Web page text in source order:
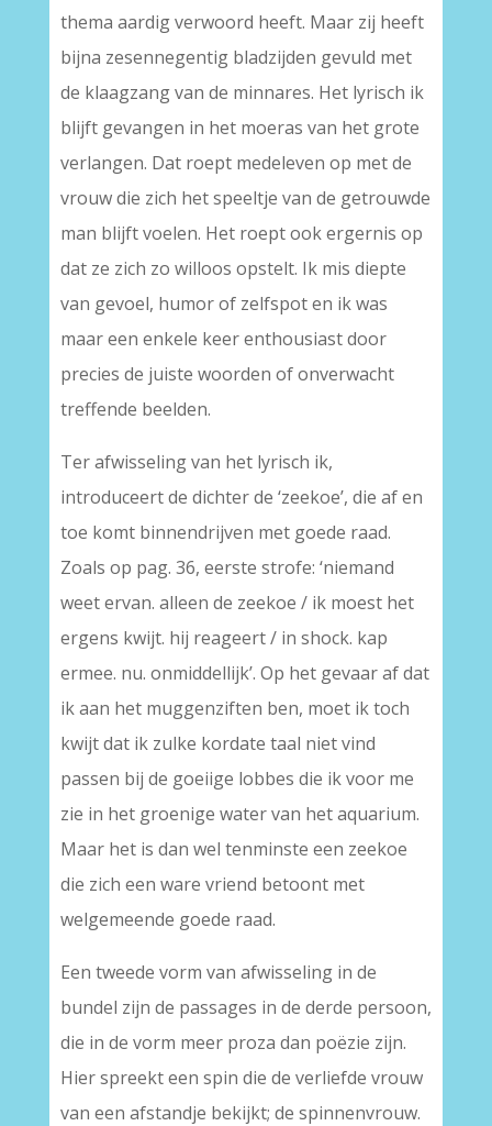
thema aardig verwoord heeft. Maar zij heeft
bijna zesennegentig bladzijden gevuld met
de klaagzang van de minnares. Het lyrisch ik
blijft gevangen in het moeras van het grote
verlangen. Dat roept medeleven op met de
vrouw die zich het speeltje van de getrouwde
man blijft voelen. Het roept ook ergernis op
dat ze zich zo willoos opstelt. Ik mis diepte
van gevoel, humor of zelfspot en ik was
maar een enkele keer enthousiast door
precies de juiste woorden of onverwacht
treffende beelden.
Ter afwisseling van het lyrisch ik,
introduceert de dichter de ‘zeekoe’, die af en
toe komt binnendrijven met goede raad.
Zoals op pag. 36, eerste strofe: ‘niemand
weet ervan. alleen de zeekoe / ik moest het
ergens kwijt. hij reageert / in shock. kap
ermee. nu. onmiddellijk’. Op het gevaar af dat
ik aan het muggenziften ben, moet ik toch
kwijt dat ik zulke kordate taal niet vind
passen bij de goeiige lobbes die ik voor me
zie in het groenige water van het aquarium.
Maar het is dan wel tenminste een zeekoe
die zich een ware vriend betoont met
welgemeende goede raad.
Een tweede vorm van afwisseling in de
bundel zijn de passages in de derde persoon,
die in de vorm meer proza dan poëzie zijn.
Hier spreekt een spin die de verliefde vrouw
van een afstandje bekijkt; de spinnenvrouw.